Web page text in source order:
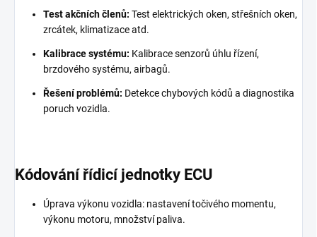
Test akčních členů: Test elektrických oken, střešních oken,
zrcátek, klimatizace atd.
Kalibrace systému: Kalibrace senzorů úhlu řízení,
brzdového systému, airbagů.
Řešení problémů: Detekce chybových kódů a diagnostika
poruch vozidla.
Kódování řídicí jednotky ECU
Úprava výkonu vozidla: nastavení točivého momentu,
výkonu motoru, množství paliva.